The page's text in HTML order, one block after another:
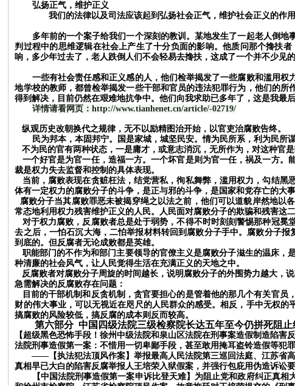
弘扬正气，维护正义
我们的法律以及司法应该起到弘扬社会正气，维护社会正义的作用。
多年前的一个案子给我们一个深刻的教训。某地发生了一起老人倒地
判过程中的思维逻辑在社会上产生了十分负面的影响。他质问那个搀扶
响，多少年过去了，老人跌倒人们不会轻易去搀扶，这成了一个并不少见的
一些有社会责任感和正义感的人，他们检举揭发了一些腐败和滥用权
地学校的教师，都曾检举揭发一些干部和官员的违法犯罪行为，他们的
得到解决，目前仍然在艰难地抗争中。他们向我求助已多年了，这是我最
详情请看网页： http://www.tianhenet.cn/article/-02719/
纵观历史改朝换代之规律，无不以励精图治开始，以官吏治腐败告终。
民为邦本，本固邦宁。国是家城，城坚民安。情为民所系，利为民所
不为民的官有两种状态，一是庸才，或意志消沉，无所作为，对这种官
一个好官是为官一任，造福一方。一个坏官是则为官一任，祸及一方。
裁是权力失去监督和控制的具体表现。
当前，腐败表现在贪赃枉法，结党营私，徇私舞弊，滥用权力，勾结黑
体有一定权力的腐败分子的斗争，是正与邪的斗争，是国家和党存亡的大
腐败分子当其腐败罪恶未被揭穿绳之以法之前，他们可以道貌岸然地以
常态地利用权力残害维护正义的人民。人民面对腐败分子的欺骗和残害这
对于权力腐败，反腐败者总是处于弱势，不得不时时刻刻警惕那种冠冕
去之后，一怕石沉大海，二怕举报材料转回到腐败分子手中。腐败分子
到底的。但反腐者无论成败都是英雄。
职能部门的不作为和部门主要领导的官僚主义是腐败分子滋生的温床，
种清廉的社会风气，让人民觉得生活在充满正义的天地之中。
反腐败者对腐败分子周旋的时间越长，说明腐败分子的外围势力越大，
急需解决的反腐败存在问题：
目前的干部机制和反贪机制，贪官要担心的是管着他的那几个有关官员
财的伟大事业，可以无视近在咫尺的人民群众的感受。相反，手中无权
搞腐败的风险较低，搞反腐的成本则反而较高。
第六部分 中国四级法院三级检察院长达五年至今仍拼死阻
【超级黑色恐怖手段！徐州中级法院和泉山区法院在刑事案造假制造陷
法院刑事造假第一案：不惜用一切卑鄙手段，甚至敢用掩耳盗铃造假等犯
——【执法犯法顶风作案】举报最高人民法院第三巡回法庭、江苏省
真相早已大白的陷害反腐举报人王培荣入狱假案，并强行包庇用伪造诉讼
【中国法院刑事造假第一案申诉比登天难】为阻止党和政府纠正真相